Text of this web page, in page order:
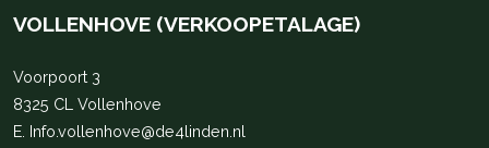
VOLLENHOVE (VERKOOPETALAGE)
Voorpoort 3
8325 CL Vollenhove
E. Info.vollenhove@de4linden.nl